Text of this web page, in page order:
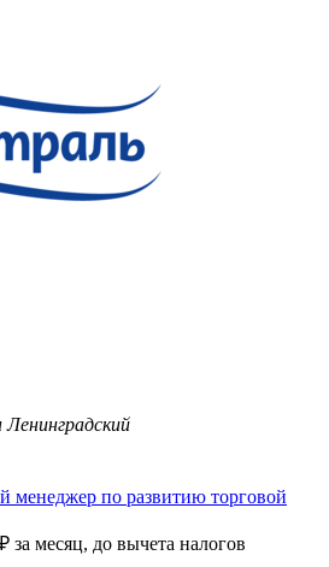
Ленинградский
менеджер по развитию торговой
₽ за месяц, до вычета налогов